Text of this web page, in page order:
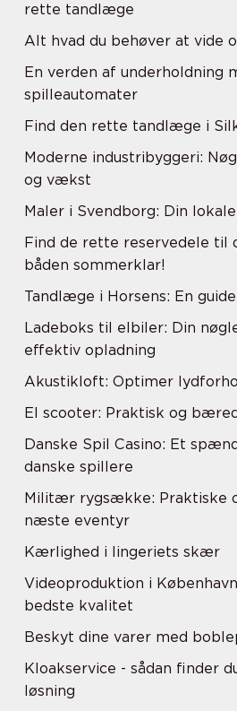
rette tandlæge
Alt hvad du behøver at vide
En verden af underholdning
spilleautomater
Find den rette tandlæge i
Moderne industribyggeri:
og vækst
Maler i Svendborg: Din
Find de rette reservedele til
båden sommerklar!
Tandlæge i Horsens: En
Ladeboks til elbiler: Din
effektiv opladning
Akustikloft: Optimer
El scooter: Praktisk og
Danske Spil Casino: Et
danske spillere
Militær rygsække: Praktiske
næste eventyr
Kærlighed i lingeriets skær
Videoproduktion i
bedste kvalitet
Beskyt dine varer med
Kloakservice - sådan finder
løsning